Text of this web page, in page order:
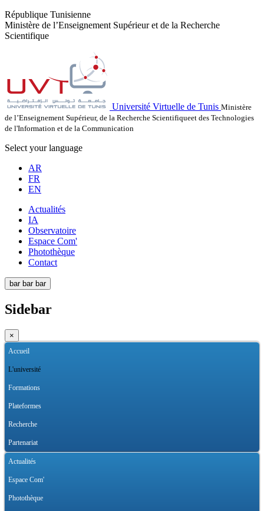
République Tunisienne
Ministère de l’Enseignement Supérieur et de la Recherche
Scientifique
Université Virtuelle de Tunis Ministère
de l’Enseignement Supérieur, de la Recherche Scientifiqueet des Technologies
de l'Information et de la Communication
Select your language
AR
FR
EN
Actualités
IA
Observatoire
Espace Com'
Photothèque
Contact
bar bar bar
Sidebar
×
Accueil
L'université
Formations
Plateformes
Recherche
Partenariat
Actualités
Espace Com'
Photothèque